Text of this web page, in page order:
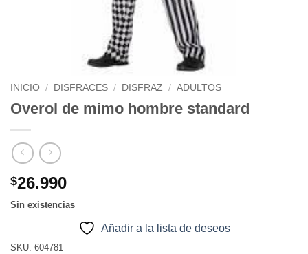
INICIO / DISFRACES / DISFRAZ / ADULTOS
Overol de mimo hombre standard
$26.990
Sin existencias
Añadir a la lista de deseos
SKU: 604781